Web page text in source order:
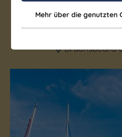
Braunsbedra
Mehr über die genutzten